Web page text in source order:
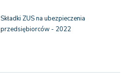
Składki ZUS na ubezpieczenia
przedsiębiorców - 2022